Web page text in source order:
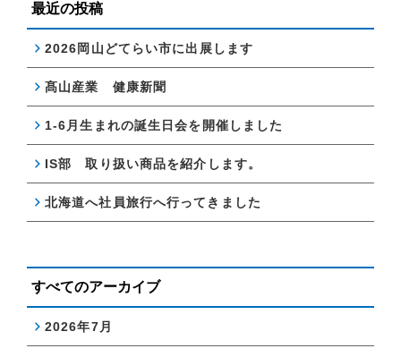
最近の投稿
2026岡山どてらい市に出展します
髙山産業 健康新聞
1-6月生まれの誕生日会を開催しました
IS部 取り扱い商品を紹介します。
北海道へ社員旅行へ行ってきました
すべてのアーカイブ
2026年7月